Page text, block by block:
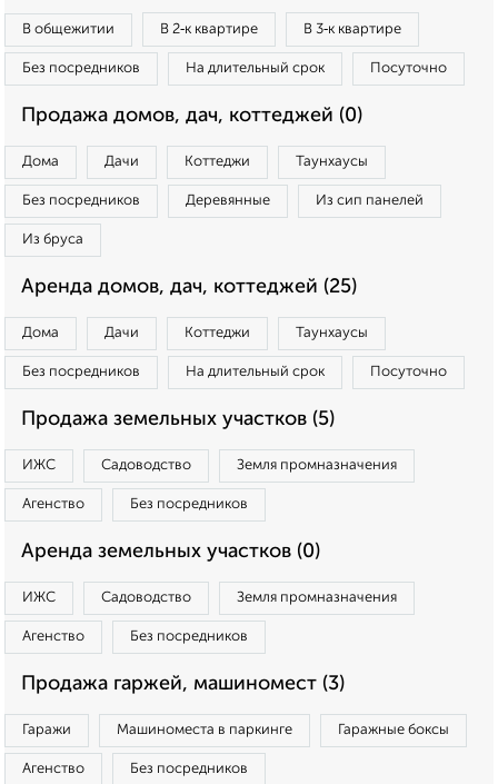
В общежитии В 2‑к квартире В 3‑к квартире
Без посредников На длительный срок Посуточно
Продажа домов, дач, коттеджей (0)
Дома Дачи Коттеджи Таунхаусы
Без посредников Деревянные Из сип панелей
Из бруса
Аренда домов, дач, коттеджей (25)
Дома Дачи Коттеджи Таунхаусы
Без посредников На длительный срок Посуточно
Продажа земельных участков (5)
ИЖС Садоводство Земля промназначения
Агенство Без посредников
Аренда земельных участков (0)
ИЖС Садоводство Земля промназначения
Агенство Без посредников
Продажа гаржей, машиномест (3)
Гаражи Машиноместа в паркинге Гаражные боксы
Агенство Без посредников